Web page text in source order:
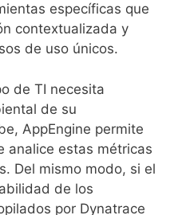
específicas que
contextualizada y
de uso únicos.
de TI necesita
de su
AppEngine permite
analice estas métricas
Del mismo modo, si el
de los
por Dynatrace